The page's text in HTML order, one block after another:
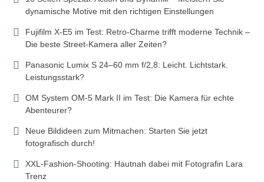
dynamische Motive mit den richtigen Einstellungen
Fujifilm X-E5 im Test: Retro-Charme trifft moderne Technik –
Die beste Street-Kamera aller Zeiten?
Panasonic Lumix S 24–60 mm f/2,8: Leicht. Lichtstark.
Leistungsstark?
OM System OM-5 Mark II im Test: Die Kamera für echte
Abenteurer?
Neue Bildideen zum Mitmachen: Starten Sie jetzt
fotografisch durch!
XXL-Fashion-Shooting: Hautnah dabei mit Fotografin Lara
Trenz